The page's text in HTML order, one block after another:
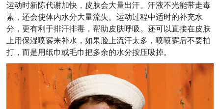
运动时新陈代谢加快，皮肤会大量出汗。汗液不光能带走毒
素，还会使体内水分大量流失。运动过程中适时的补充水
分，更有利于排汗排毒，帮助皮肤呼吸。还可以直接在皮肤
上用保湿喷雾来补水，如果脸上流汗太多，喷喷雾后不要拍
打，而是用纸巾或毛巾把多余的水分按压吸掉。